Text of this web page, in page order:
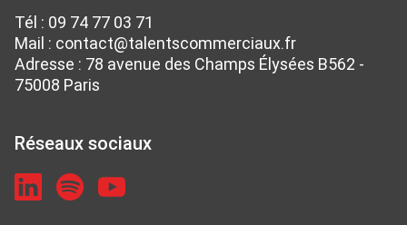
Tél : 09 74 77 03 71
Mail : contact@talentscommerciaux.fr
Adresse : 78 avenue des Champs Élysées B562 -
75008 Paris
Réseaux sociaux